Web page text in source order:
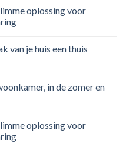
oplossing voor
van je huis een thuis
in de zomer en
oplossing voor